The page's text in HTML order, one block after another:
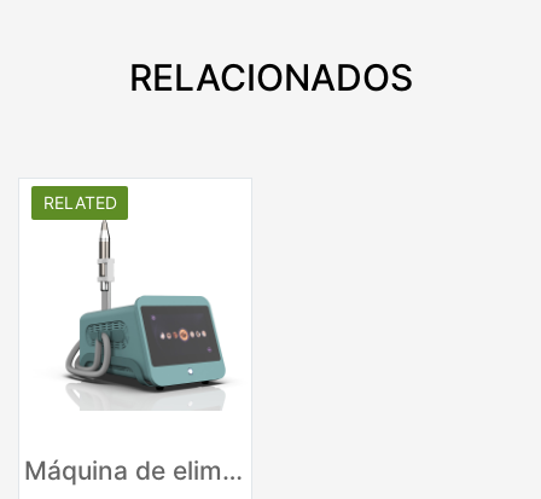
RELACIONADOS
RELATED
Máquina de eliminación de tatuajes con láser Nd Yag de pulso largo de 1064 nm